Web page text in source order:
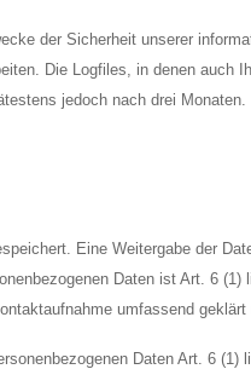
der Sicherheit unserer
Die Logfiles, in denen auch
jedoch nach drei Monaten.
Eine Weitergabe der
Daten ist Art. 6
umfassend geklärt
Daten Art. 6 (1)